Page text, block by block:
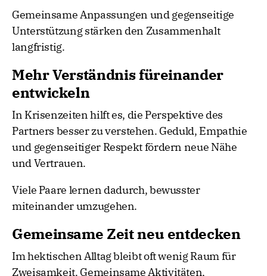
Gemeinsame Anpassungen und gegenseitige
Unterstützung stärken den Zusammenhalt
langfristig.
Mehr Verständnis füreinander
entwickeln
In Krisenzeiten hilft es, die Perspektive des
Partners besser zu verstehen. Geduld, Empathie
und gegenseitiger Respekt fördern neue Nähe
und Vertrauen.
Viele Paare lernen dadurch, bewusster
miteinander umzugehen.
Gemeinsame Zeit neu entdecken
Im hektischen Alltag bleibt oft wenig Raum für
Zweisamkeit. Gemeinsame Aktivitäten,